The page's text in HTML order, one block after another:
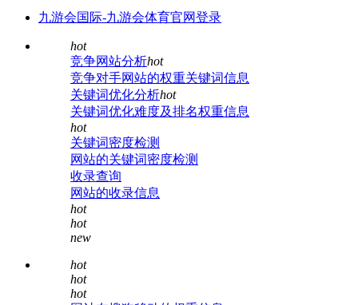
九游会国际-九游会体育官网登录
hot
竞争网站分析hot
竞争对手网站的权重关键词信息
关键词优化分析hot
关键词优化难度及排名权重信息
hot
关键词密度检测
网站的关键词密度检测
收录查询
网站的收录信息
hot
hot
new
hot
hot
hot